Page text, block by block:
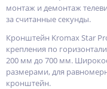
монтаж и демонтаж
за считанные секунды.
Кронштейн Kromax Star
крепления по
200 мм до 700 мм.
размерами, для
кронштейн.